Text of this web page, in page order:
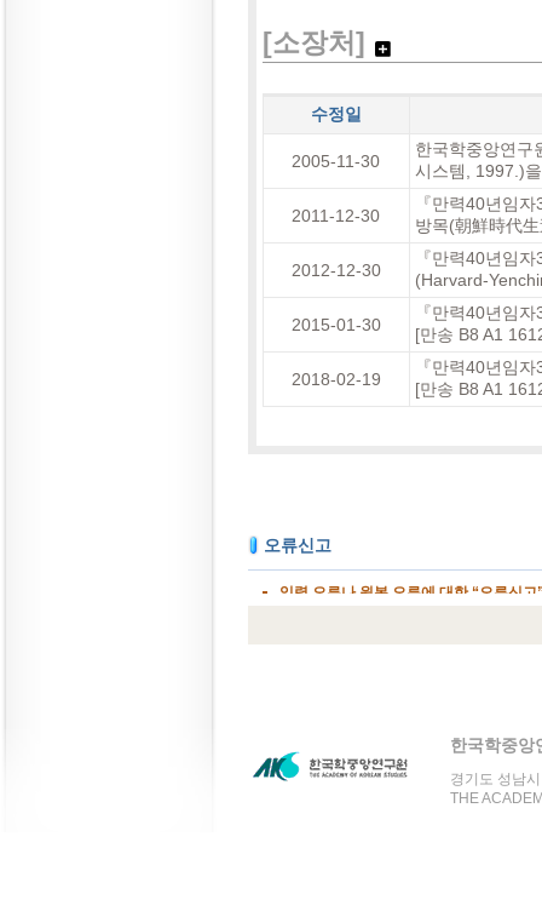
[소장처]
수정일
2005-11-30
한국학중앙연구
시스템, 1997.)
2011-12-30
『만력40년임
방목(朝鮮時代
2012-12-30
『만력40년임
(Harvard-
2015-01-30
『만력40년임
[만송 B8 A1
2018-02-19
『만력40년임
[만송 B8 A1
한국학중앙
경기도 성남
THE